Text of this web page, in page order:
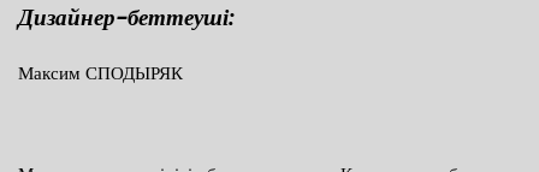
Дизайнер-беттеуші:
Максим СПОДЫРЯК